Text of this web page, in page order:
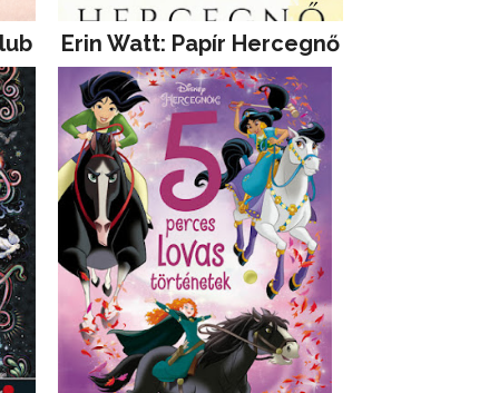
Erin Watt: Papír Hercegnő